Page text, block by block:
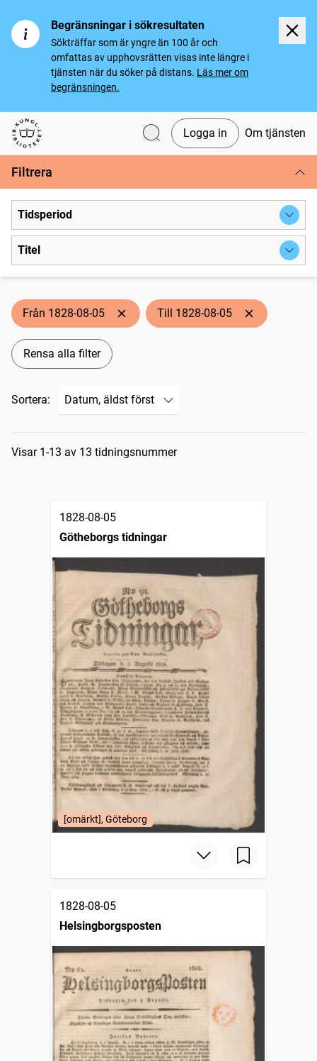
Begränsningar i sökresultaten
Sökträffar som är yngre än 100 år och
omfattas av upphovsrätten visas inte längre i
tjänsten när du söker på distans. Läs mer om
begränsningen.
Svenska tidningar
Logga in Om tjänsten
Filtrera
Tidsperiod
Titel
Från 1828-08-05 Till 1828-08-05
Rensa alla filter
Sortera:
Sökresultat
Visar 1-13 av 13 tidningsnummer
1828-08-05
Götheborgs tidningar
[omärkt], Göteborg
1828-08-05
Helsingborgsposten